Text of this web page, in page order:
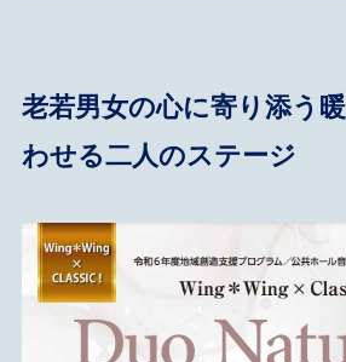
老若男女の心に寄り添う
わせる二人のステージ